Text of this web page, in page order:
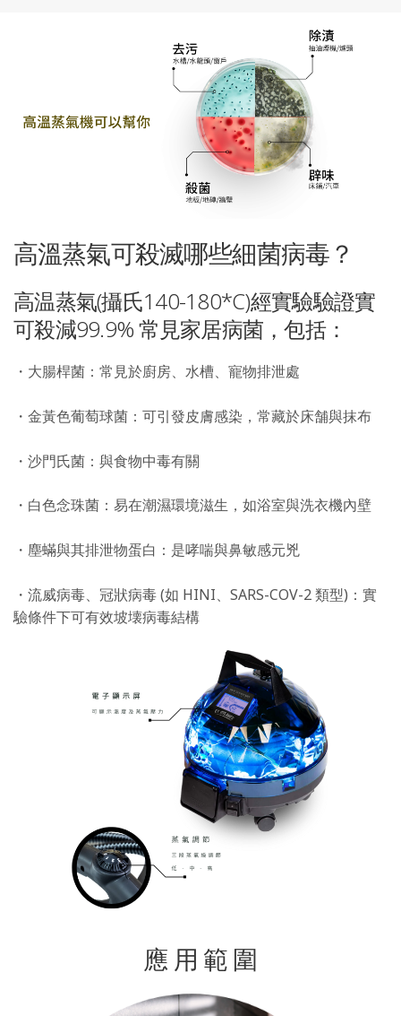
高溫蒸氣可殺滅哪些細菌病毒？
高温蒸氣(攝氏140-180*C)經實驗驗證實
可殺減99.9% 常見家居病菌，包括：
・大腸桿菌：常見於廚房、水槽、寵物排泄處
・金黃色葡萄球菌：可引發皮膚感染，常藏於床舗與抹布
・沙門氏菌：與食物中毒有關
・白色念珠菌：易在潮濕環境滋生，如浴室與洗衣機內壁
・塵蟎與其排泄物蛋白：是哮喘與鼻敏感元兇
・流威病毒、冠狀病毒 (如 HINI、SARS-COV-2 類型)：實
驗條件下可有效坡壊病毒結構
應 用 範 圍